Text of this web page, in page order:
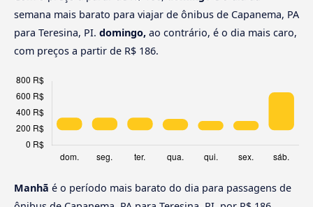
semana mais barato para viajar de ônibus de Capanema, PA
para Teresina, PI. domingo, ao contrário, é o dia mais caro,
com preços a partir de R$ 186.
Manhã é o período mais barato do dia para passagens de